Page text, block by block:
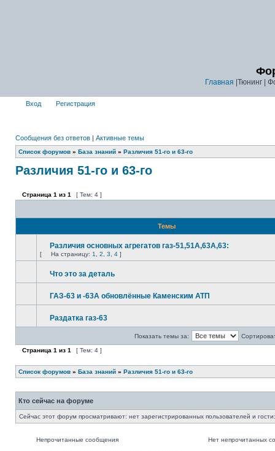
Главная |Тюнинг |
Вход Регистрация
Сообщения без ответов | Активные темы
Список форумов » База знаний » Различия 51-го и 63-го
Различия 51-го и 63-го
Страница 1 из 1 [ Тем: 4 ]
Темы
Различия основных агрегатов газ-51,51А,63А,63:
[ На страницу: 1 2 3 4 ]
Что это за деталь
ГАЗ-63 и -63А обновлённые Каменским АТП
Раздатка газ-63
Показать темы за:
Страница 1 из 1 [ Тем: 4 ]
Список форумов » База знаний » Различия 51-го и 63-го
Кто сейчас на форуме
Сейчас этот форум просматривают: нет зарегистрированных пользователей и
Непрочитанные сообщения Нет непрочитанных